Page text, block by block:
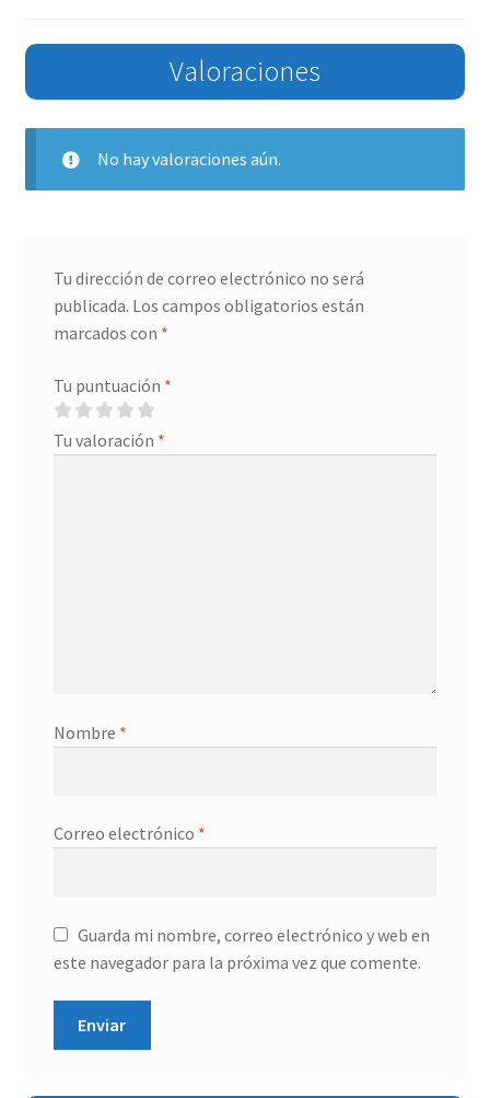
Valoraciones
No hay valoraciones aún.
Tu dirección de correo electrónico no será
publicada. Los campos obligatorios están
marcados con *
Tu puntuación *
Tu valoración *
Nombre *
Correo electrónico *
Guarda mi nombre, correo electrónico y web en
este navegador para la próxima vez que comente.